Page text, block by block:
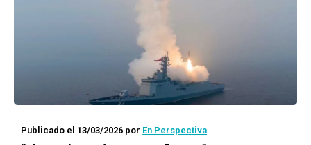
Publicado el 13/03/2026 por En Perspectiva